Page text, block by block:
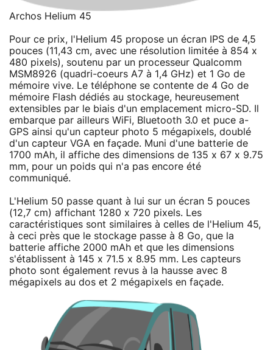
Archos Helium 45
Pour ce prix, l'Helium 45 propose un écran IPS de 4,5
pouces (11,43 cm, avec une résolution limitée à 854 x
480 pixels), soutenu par un processeur Qualcomm
MSM8926 (quadri-coeurs A7 à 1,4 GHz) et 1 Go de
mémoire vive. Le téléphone se contente de 4 Go de
mémoire Flash dédiés au stockage, heureusement
extensibles par le biais d'un emplacement micro-SD. Il
embarque par ailleurs WiFi, Bluetooth 3.0 et puce a-
GPS ainsi qu'un capteur photo 5 mégapixels, doublé
d'un capteur VGA en façade. Muni d'une batterie de
1700 mAh, il affiche des dimensions de 135 x 67 x 9.75
mm, pour un poids qui n'a pas encore été
communiqué.
L'Helium 50 passe quant à lui sur un écran 5 pouces
(12,7 cm) affichant 1280 x 720 pixels. Les
caractéristiques sont similaires à celles de l'Helium 45,
à ceci près que le stockage passe à 8 Go, que la
batterie affiche 2000 mAh et que les dimensions
s'établissent à 145 x 71.5 x 8.95 mm. Les capteurs
photo sont également revus à la hausse avec 8
mégapixels au dos et 2 mégapixels en façade.